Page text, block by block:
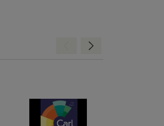
Előre